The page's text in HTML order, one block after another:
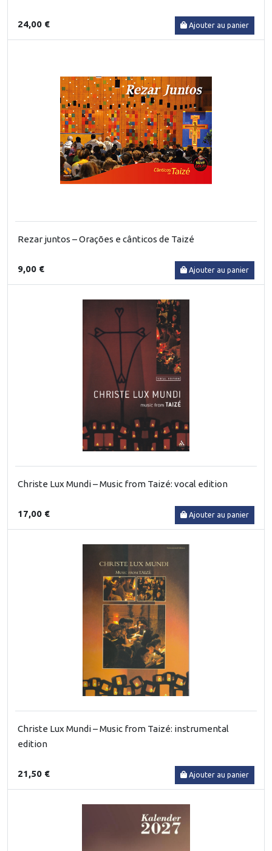
24,00 € Ajouter au panier
Rezar juntos – Orações e cânticos de Taizé
9,00 € Ajouter au panier
Christe Lux Mundi – Music from Taizé: vocal edition
17,00 € Ajouter au panier
Christe Lux Mundi – Music from Taizé: instrumental
edition
21,50 € Ajouter au panier